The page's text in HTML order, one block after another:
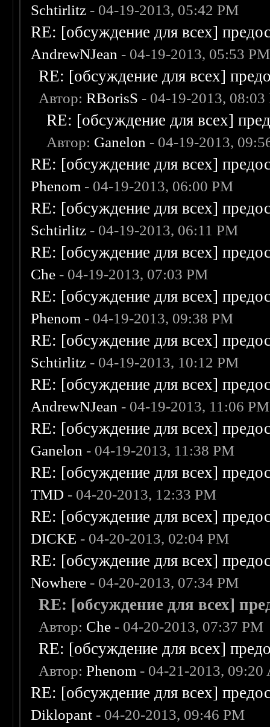
Schtirlitz - 04-19-2013, 05:42 PM
RE: [обсуждение для всех]
AndrewNJean - 04-19-2013, 05:53 PM
RE: [обсуждение для всех]
Автор:RBorisS - 04-19-2013, 08:03
RE: [обсуждение для всех]
Автор: Ganelon - 04-19-2013,
RE: [обсуждение для всех]
Phenom - 04-19-2013, 06:00 PM
RE: [обсуждение для всех]
Schtirlitz - 04-19-2013, 06:11 PM
RE: [обсуждение для всех]
Che - 04-19-2013, 07:03 PM
RE: [обсуждение для всех]
Phenom - 04-19-2013, 09:38 PM
RE: [обсуждение для всех]
Schtirlitz - 04-19-2013, 10:12 PM
RE: [обсуждение для всех]
AndrewNJean - 04-19-2013, 11:06 PM
RE: [обсуждение для всех]
Ganelon - 04-19-2013, 11:38 PM
RE: [обсуждение для всех]
TMD - 04-20-2013, 12:33 PM
RE: [обсуждение для всех]
DICKE - 04-20-2013, 02:04 PM
RE: [обсуждение для всех]
Nowhere - 04-20-2013, 07:34 PM
RE: [обсуждение для всех]
Автор: Che - 04-20-2013, 07:37 PM
RE: [обсуждение для всех]
Автор:Phenom - 04-21-2013, 09:20
RE: [обсуждение для всех]
Diklopant - 04-20-2013, 09:46 PM